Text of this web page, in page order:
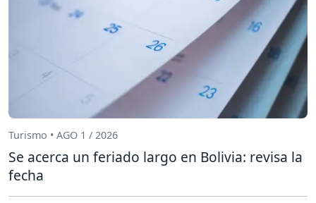
Turismo • AGO 1 / 2026
Se acerca un feriado largo en Bolivia: revisa la
fecha